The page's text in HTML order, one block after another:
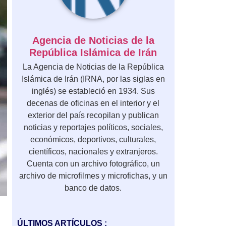
Agencia de Noticias de la
República Islámica de Irán
La Agencia de Noticias de la República
Islámica de Irán (IRNA, por las siglas en
inglés) se estableció en 1934. Sus
decenas de oficinas en el interior y el
exterior del país recopilan y publican
noticias y reportajes políticos, sociales,
económicos, deportivos, culturales,
científicos, nacionales y extranjeros.
Cuenta con un archivo fotográfico, un
archivo de microfilmes y microfichas, y un
banco de datos.
ÚLTIMOS ARTÍCULOS :